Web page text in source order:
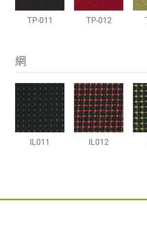
TP-011 TP-012
網
IL011 IL012